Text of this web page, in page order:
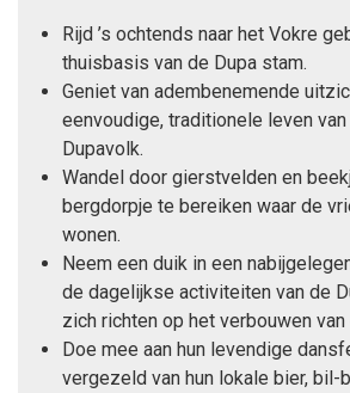
Rijd ’s ochtends naar het Vokre
thuisbasis van de Dupa stam.
Geniet van adembenemende
eenvoudige, traditionele leven
Dupavolk.
Wandel door gierstvelden en
bergdorpje te bereiken waar de
wonen.
Neem een duik in een
de dagelijkse activiteiten van de
zich richten op het verbouwen
Doe mee aan hun levendige
vergezeld van hun lokale bier, bil-